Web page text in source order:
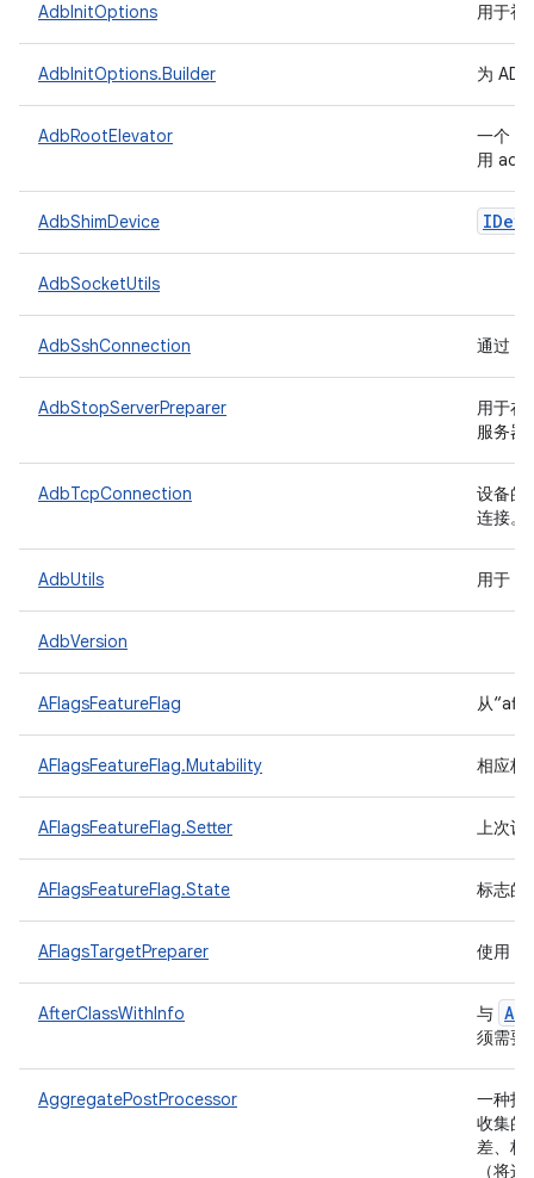
AdbInitOptions 用于
AdbInitOptions.Builder 为
AdbRootElevator 一个
用
AdbShimDevice
AdbSocketUtils
AdbSshConnection 通过
AdbStopServerPreparer
用于在
服务器
AdbTcpConnection
设备的
连接。
AdbUtils 用于
AdbVersion
AFlagsFeatureFlag 从
AFlagsFeatureFlag.Mutability 相应标
AFlagsFeatureFlag.Setter 上次设
AFlagsFeatureFlag.State 标志的
AFlagsTargetPreparer 使用
AfterClassWithInfo 与
须需要
AggregatePostProcessor
一种指
收集的
差、标
（将